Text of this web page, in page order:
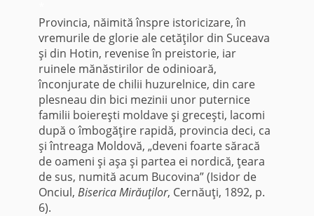
Provincia, năimită înspre istoricizare, în
vremurile de glorie ale cetăţilor din Suceava
şi din Hotin, revenise în preistorie, iar
ruinele mănăstirilor de odinioară,
înconjurate de chilii huzurelnice, din care
plesneau din bici mezinii unor puternice
familii boiereşti moldave şi greceşti, lacomi
după o îmbogăţire rapidă, provincia deci, ca
şi întreaga Moldovă, „deveni foarte săracă
de oameni şi aşa şi partea ei nordică, ţeara
de sus, numită acum Bucovina” (Isidor de
Onciul, Biserica Mirăuţilor, Cernăuţi, 1892, p.
6).